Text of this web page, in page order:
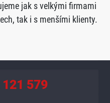
jak s velkými firmami
tak i s menšími klienty.
579